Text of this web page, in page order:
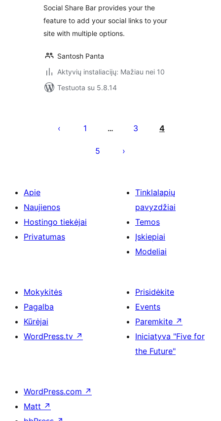
Social Share Bar provides your the
feature to add your social links to your
site with multiple options.
Santosh Panta
Aktyvių instaliacijų: Mažiau nei 10
Testuota su 5.8.14
puslapiavimas
1 … 3 4
5
Apie
Naujienos
Hostingo tiekėjai
Privatumas
Tinklalapių
pavyzdžiai
Temos
Įskiepiai
Modeliai
Mokykitės
Pagalba
Kūrėjai
WordPress.tv ↗
Prisidėkite
Events
Paremkite ↗
Iniciatyva "Five for
the Future"
WordPress.com ↗
Matt ↗